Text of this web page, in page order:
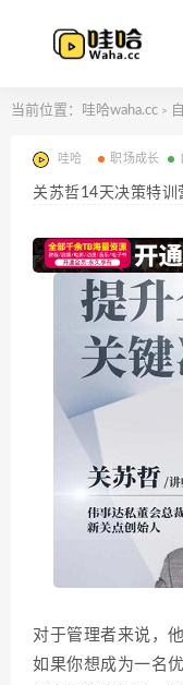
当前位置： 哇哈waha.cc >
哇哈 职场成长
关苏哲14天决策特训
对于管理者来说，
如果你想成为一名